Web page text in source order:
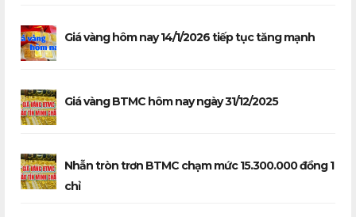
Giá vàng hôm nay 14/1/2026 tiếp tục tăng mạnh
Giá vàng BTMC hôm nay ngày 31/12/2025
Nhẫn tròn trơn BTMC chạm mức 15.300.000 đồng 1
chỉ